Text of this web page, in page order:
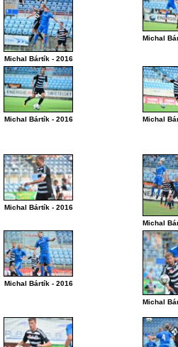
Michal Bártík - 2016
Michal
Michal Bártík - 2016 Michal
Michal Bártík - 2016
Michal
Michal Bártík - 2016
Michal